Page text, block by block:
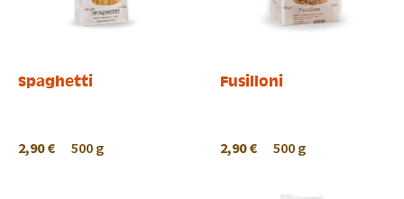
Spaghetti
2,90 € 500 g
Fusilloni
2,90 € 500 g